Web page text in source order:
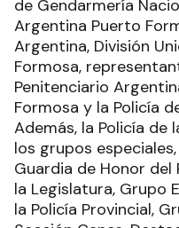
de Gendarmería
Argentina Puerto
Argentina, División
Formosa,
Penitenciario
Formosa y la Policía
Además, la Policía de
los grupos
Guardia de Honor del
la Legislatura, Grupo
la Policía Provincial,